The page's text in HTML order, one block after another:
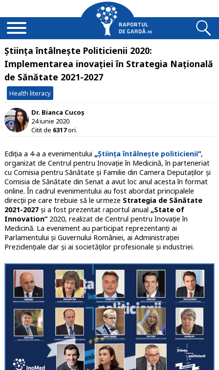
Știința întâlnește Politicienii 2020:
Implementarea inovației în Strategia Națională
de Sănătate 2021-2027
Health literacy
Dr. Bianca Cucoș
24 iunie 2020
Citit de 6317ori.
Ediția a 4-a a evenimentului „Știința întâlnește politicienii”,
organizat de Centrul pentru Inovație în Medicină, în parteneriat
cu Comisia pentru Sănătate și Familie din Camera Deputaților și
Comisia de Sănătate din Senat a avut loc anul acesta în format
online. În cadrul evenimentului au fost abordat principalele
direcții pe care trebuie să le urmeze Strategia de Sănătate
2021-2027și a fost prezentat raportul anual „State of
Innovation”2020, realizat de Centrul pentru Inovație în
Medicină. La eveniment au participat reprezentanți ai
Parlamentului și Guvernului României, ai Administrației
Prezidențiale dar și ai societăților profesionale și industriei.